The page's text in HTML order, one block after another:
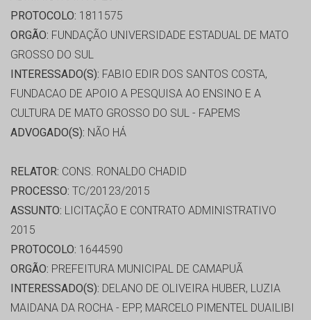
PROTOCOLO: 1811575
ORGÃO: FUNDAÇÃO UNIVERSIDADE ESTADUAL DE MATO
GROSSO DO SUL
INTERESSADO(S): FABIO EDIR DOS SANTOS COSTA,
FUNDACAO DE APOIO A PESQUISA AO ENSINO E A
CULTURA DE MATO GROSSO DO SUL - FAPEMS
ADVOGADO(S): NÃO HÁ
RELATOR: CONS. RONALDO CHADID
PROCESSO: TC/20123/2015
ASSUNTO: LICITAÇÃO E CONTRATO ADMINISTRATIVO
2015
PROTOCOLO: 1644590
ORGÃO: PREFEITURA MUNICIPAL DE CAMAPUÃ
INTERESSADO(S): DELANO DE OLIVEIRA HUBER, LUZIA
MAIDANA DA ROCHA - EPP, MARCELO PIMENTEL DUAILIBI